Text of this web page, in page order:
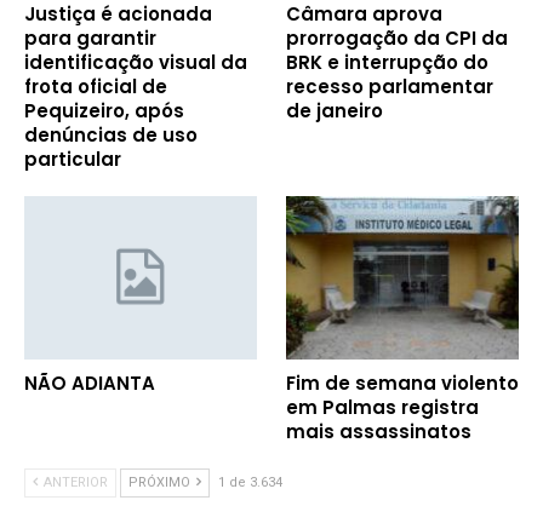
Justiça é acionada
para garantir
identificação visual da
frota oficial de
Pequizeiro, após
denúncias de uso
particular
Câmara aprova
prorrogação da CPI da
BRK e interrupção do
recesso parlamentar
de janeiro
NÃO ADIANTA
Fim de semana violento
em Palmas registra
mais assassinatos
ANTERIOR PRÓXIMO 1 de 3.634